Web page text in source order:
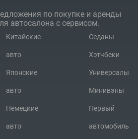
по покупке и аренды
автосалона с сервисом.
Китайские
авто
Японские
авто
Немецкие
авто
Седаны
Хэтчбеки
Универсалы
Минивэны
Первый
автомобиль